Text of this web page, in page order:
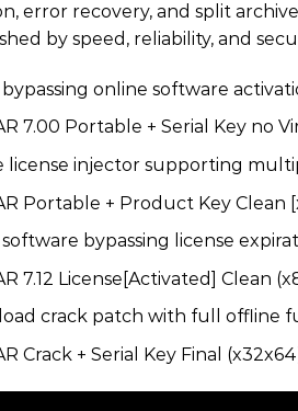
error recovery, and split
by speed, reliability, and
online software
7.00 Portable + Serial Key no
license injector supporting
Portable + Product Key Clean
bypassing license
7.12 License[Activated] Clean
crack patch with full offline
Crack + Serial Key Final